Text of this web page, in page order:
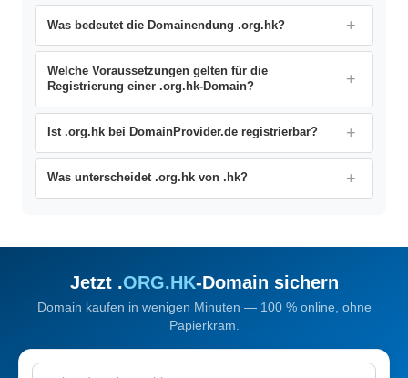
Was bedeutet die Domainendung .org.hk?
Welche Voraussetzungen gelten für die
Registrierung einer .org.hk-Domain?
Ist .org.hk bei DomainProvider.de registrierbar?
Was unterscheidet .org.hk von .hk?
Jetzt .ORG.HK-Domain sichern
Domain kaufen in wenigen Minuten — 100 % online, ohne
Papierkram.